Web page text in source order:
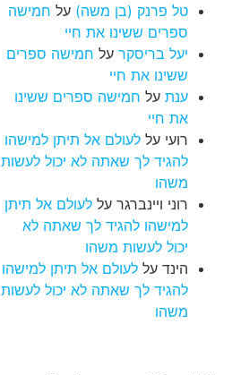
טל פרנק (בן משה) על חמישה
ספרים ששינו את חיי
יעל בריסקר על חמישה ספרים
ששינו את חיי
ענת על חמישה ספרים ששינו
את חיי
רועי עללעולם אל תיתן למישהו
להגיד לך שאתה לא יכול לעשות
משהו
רוני ויינברגר עללעולם אל תיתן
למישהו להגיד לך שאתה לא
יכול לעשות משהו
הינד עללעולם אל תיתן למישהו
להגיד לך שאתה לא יכול לעשות
משהו